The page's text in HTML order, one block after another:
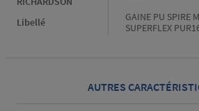
Libellé
GAINE PU SPIRE
SUPERFLEX
AUTRES